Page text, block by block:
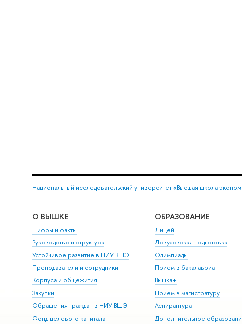
Национальный исследовательский университет «Высшая школа
О ВЫШКЕ
Цифры и факты
Руководство и структура
Устойчивое развитие в НИУ ВШЭ
Преподаватели и сотрудники
Корпуса и общежития
Закупки
Обращения граждан в НИУ ВШЭ
Фонд целевого капитала
ОБРАЗОВАНИЕ
Лицей
Довузовская подготовка
Олимпиады
Прием в бакалавриат
Вышка+
Прием в магистратуру
Аспирантура
Дополнительное